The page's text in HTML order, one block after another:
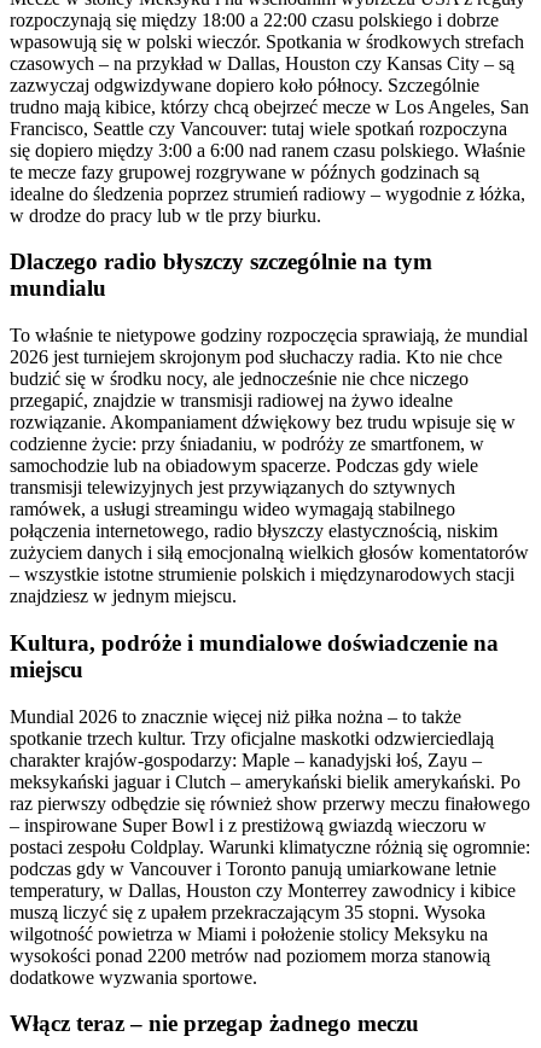
rozpoczynają się między 18:00 a 22:00 czasu polskiego i dobrze
wpasowują się w polski wieczór. Spotkania w środkowych strefach
czasowych – na przykład w Dallas, Houston czy Kansas City – są
zazwyczaj odgwizdywane dopiero koło północy. Szczególnie
trudno mają kibice, którzy chcą obejrzeć mecze w Los Angeles, San
Francisco, Seattle czy Vancouver: tutaj wiele spotkań rozpoczyna
się dopiero między 3:00 a 6:00 nad ranem czasu polskiego. Właśnie
te mecze fazy grupowej rozgrywane w późnych godzinach są
idealne do śledzenia poprzez strumień radiowy – wygodnie z łóżka,
w drodze do pracy lub w tle przy biurku.
Dlaczego radio błyszczy szczególnie na tym
mundialu
To właśnie te nietypowe godziny rozpoczęcia sprawiają, że mundial
2026 jest turniejem skrojonym pod słuchaczy radia. Kto nie chce
budzić się w środku nocy, ale jednocześnie nie chce niczego
przegapić, znajdzie w transmisji radiowej na żywo idealne
rozwiązanie. Akompaniament dźwiękowy bez trudu wpisuje się w
codzienne życie: przy śniadaniu, w podróży ze smartfonem, w
samochodzie lub na obiadowym spacerze. Podczas gdy wiele
transmisji telewizyjnych jest przywiązanych do sztywnych
ramówek, a usługi streamingu wideo wymagają stabilnego
połączenia internetowego, radio błyszczy elastycznością, niskim
zużyciem danych i siłą emocjonalną wielkich głosów komentatorów
– wszystkie istotne strumienie polskich i międzynarodowych stacji
znajdziesz w jednym miejscu.
Kultura, podróże i mundialowe doświadczenie na
miejscu
Mundial 2026 to znacznie więcej niż piłka nożna – to także
spotkanie trzech kultur. Trzy oficjalne maskotki odzwierciedlają
charakter krajów-gospodarzy: Maple – kanadyjski łoś, Zayu –
meksykański jaguar i Clutch – amerykański bielik amerykański. Po
raz pierwszy odbędzie się również show przerwy meczu finałowego
– inspirowane Super Bowl i z prestiżową gwiazdą wieczoru w
postaci zespołu Coldplay. Warunki klimatyczne różnią się ogromnie:
podczas gdy w Vancouver i Toronto panują umiarkowane letnie
temperatury, w Dallas, Houston czy Monterrey zawodnicy i kibice
muszą liczyć się z upałem przekraczającym 35 stopni. Wysoka
wilgotność powietrza w Miami i położenie stolicy Meksyku na
wysokości ponad 2200 metrów nad poziomem morza stanowią
dodatkowe wyzwania sportowe.
Włącz teraz – nie przegap żadnego meczu